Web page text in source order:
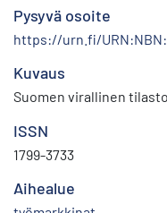
Pysyvä osoite
https://urn.fi/
Kuvaus
Suomen virallinen tilasto
ISSN
1799-3733
Aihealue